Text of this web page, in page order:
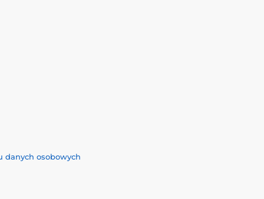
danych osobowych